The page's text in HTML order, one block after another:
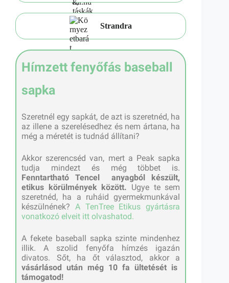
Strandra
Hímzett fenyőfás baseball
sapka
Szeretnél egy sapkát, de azt is szeretnéd, ha
az illene a szerelésedhez és nem ártana, ha
még a méretét is tudnád állítani?
Akkor szerencséd van, mert a Peak sapka
tudja mindezt és még többet is.
Fenntartható Tencel anyagból készült,
etikus körülmények között. Ugye te sem
szeretnéd, ha a ruháid gyermekmunkával
készülnének? A TenTree Etikus gyártásra
vonatkozó elveit itt olvashatod.
A fekete baseball sapka szinte mindenhez
illik. A szolid fenyőfa hímzés igazán
divatos. Sőt, ha őt választod, akkor a
vásárlásod után még 10 fa ültetését is
támogatod!